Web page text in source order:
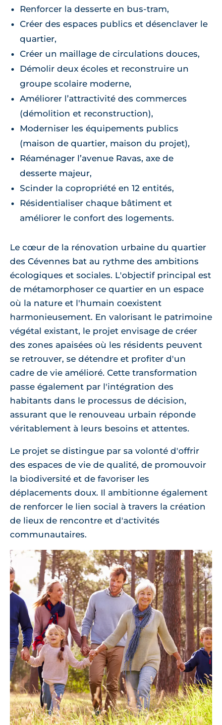
Renforcer la desserte en bus-tram,
Créer des espaces publics et désenclaver le
quartier,
Créer un maillage de circulations douces,
Démolir deux écoles et reconstruire un
groupe scolaire moderne,
Améliorer l’attractivité des commerces
(démolition et reconstruction),
Moderniser les équipements publics
(maison de quartier, maison du projet),
Réaménager l’avenue Ravas, axe de
desserte majeur,
Scinder la copropriété en 12 entités,
Résidentialiser chaque bâtiment et
améliorer le confort des logements.
Le cœur de la rénovation urbaine du quartier
des Cévennes bat au rythme des ambitions
écologiques et sociales. L'objectif principal est
de métamorphoser ce quartier en un espace
où la nature et l'humain coexistent
harmonieusement. En valorisant le patrimoine
végétal existant, le projet envisage de créer
des zones apaisées où les résidents peuvent
se retrouver, se détendre et profiter d'un
cadre de vie amélioré. Cette transformation
passe également par l'intégration des
habitants dans le processus de décision,
assurant que le renouveau urbain réponde
véritablement à leurs besoins et attentes.
Le projet se distingue par sa volonté d'offrir
des espaces de vie de qualité, de promouvoir
la biodiversité et de favoriser les
déplacements doux. Il ambitionne également
de renforcer le lien social à travers la création
de lieux de rencontre et d'activités
communautaires.